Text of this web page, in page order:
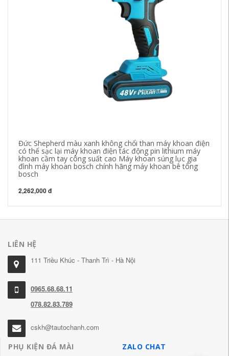
Đức Shepherd màu xanh không chổi than máy khoan điện
có thể sạc lại máy khoan điện tác động pin lithium máy
khoan cầm tay công suất cao Máy khoan súng lục gia
đình máy khoan bosch chính hãng máy khoan bê tông
bosch
2,262,000 đ
LIÊN HỆ
111 Triều Khúc - Thanh Trì - Hà Nội
0965.68.68.11
078.82.83.789
cskh@tautochanh.com
PHỤ KIỆN ĐÁ MÀI
ZALO CHAT